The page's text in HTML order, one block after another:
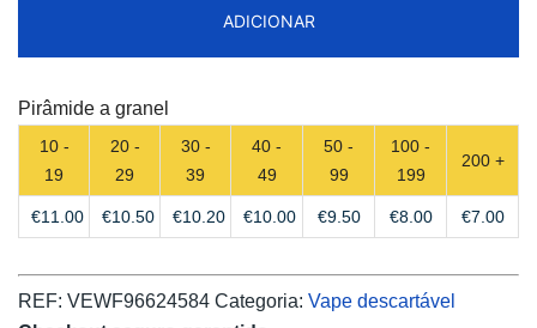
15000
Puffs
Vape
Free
Shipping
ADICIONAR
Pirâmide a granel
10 -
19
20 -
29
30 -
39
40 -
49
50 -
99
100 -
199
200 +
€11.00 €10.50 €10.20 €10.00 €9.50 €8.00 €7.00
REF: VEWF96624584 Categoria: Vape descartável